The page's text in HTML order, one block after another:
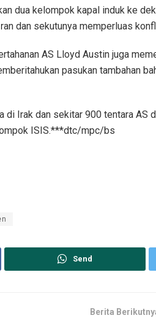
dua kelompok kapal induk ke
dan sekutunya memperluas
AS Lloyd Austin juga
pasukan tambahan
di Irak dan sekitar 900 tentara AS
ISIS.***dtc/mpc/bs
Send
Berita